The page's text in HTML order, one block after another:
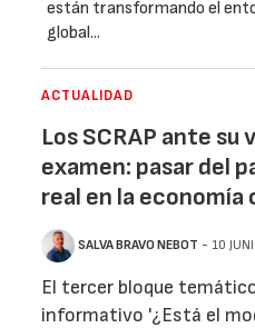
están transformando el
global...
ACTUALIDAD
Los SCRAP ante su
examen: pasar del
real en la economía
SALVA BRAVO NEBOT - 10
El tercer bloque
informativo '¿Está el